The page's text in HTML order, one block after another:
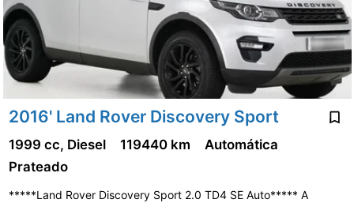
2016' Land Rover Discovery Sport
1999 cc, Diesel 119440 km
Automática
Prateado
*****Land Rover Discovery Sport 2.0 TD4 SE Auto***** A